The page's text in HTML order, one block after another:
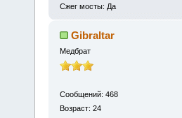
Сжег мосты: Да
Gibraltar
Медбрат
Сообщений: 468
Возраст: 24